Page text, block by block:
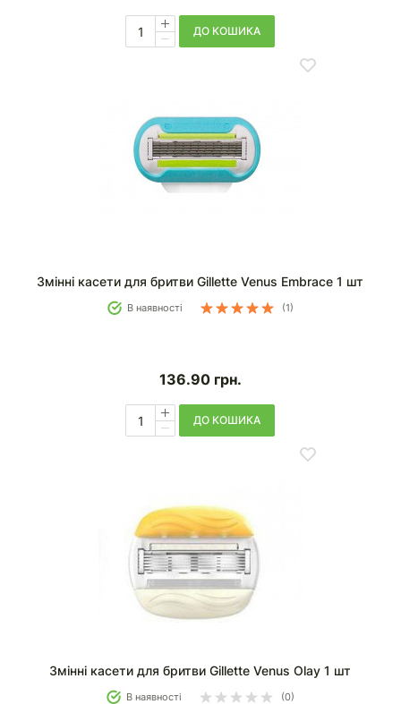
ДО КОШИКА
Змінні касети для бритви Gillette Venus Embrace 1 шт
В наявності (1)
136.90 грн.
ДО КОШИКА
Змінні касети для бритви Gillette Venus Olay 1 шт
В наявності (0)